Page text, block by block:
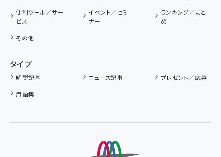
便利ツール／サー
ビス
イベント／セミ
ナー
ランキング／まと
め
その他
タイプ
解説記事 ニュース記事
プレゼント／応募
用語集